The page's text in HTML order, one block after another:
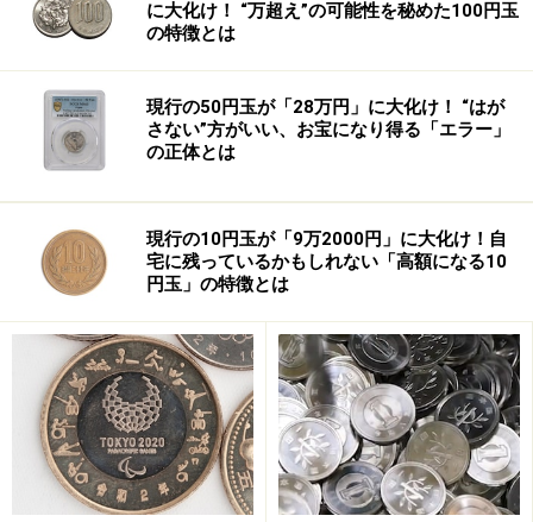
ために、代理で交渉を行うエージェント業務を始めたの
です。
ボラス氏のエージェント業務はどんどん拡大し、まとめ
る金額も年間数百万ドルもの高額になり、バーニー・ウ
ィリアムス（現ニューヨーク・ヤンキース）やアレック
ス・ロドリゲス（現ニューヨーク・ヤンキース）といっ
た超一流プレイヤーの交渉も担当するようになりまし
た。現在では「スコット・ボラス・コーポレーション」
というエージェント事務所を経営して、自分自身だけで
はなく部下を持ってエージェント事業を総合的に行って
います。
こうして見ると、MLBエージェントという仕事は弁護士
に多少通じるものがあるのではないでしょうか？野球選
に大化け！ “万超え”の可能性を秘めた100円玉
の特徴とは
現行の50円玉が「28万円」に大化け！ “はが
さない”方がいい、お宝になり得る「エラー」
の正体とは
現行の10円玉が「9万2000円」に大化け！自
宅に残っているかもしれない「高額になる10
円玉」の特徴とは